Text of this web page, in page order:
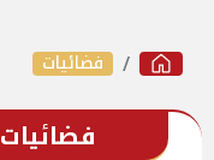
فضائيات
فضائيات